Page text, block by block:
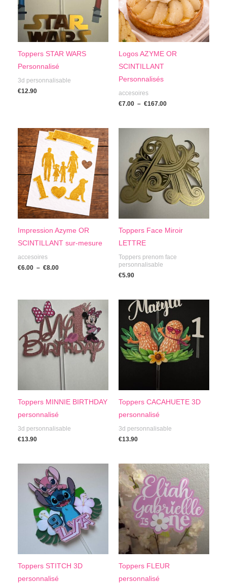
Toppers STAR WARS
Personnalisé
3d personnalisable
€12.90
Logos AZYME OR
SCINTILLANT
Personnalisés
accesoires
€7.00 – €167.00
Impression Azyme OR
SCINTILLANT sur-mesure
accesoires
€6.00 – €8.00
Plage
de
€6.00
à
€8.00
Toppers Face Miroir
LETTRE
Toppers prenom face
personnalisable
€5.90
Toppers MINNIE BIRTHDAY
personnalisé
3d personnalisable
€13.90
Toppers CACAHUETE 3D
personnalisé
3d personnalisable
€13.90
Toppers STITCH 3D
personnalisé
Toppers FLEUR
personnalisé